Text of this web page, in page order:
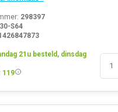
298397
S64
21u besteld, dinsdag
119